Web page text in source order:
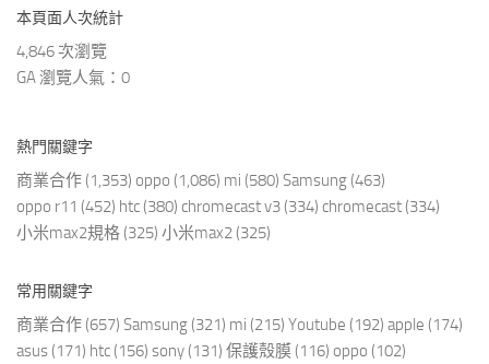
本頁面人次統計
4,846 次瀏覽
GA 瀏覽人氣：0
熱門關鍵字
商業合作 (1,353) oppo (1,086) mi (580) Samsung (463)
oppo r11 (452) htc (380) chromecast v3 (334) chromecast (334)
小米max2規格 (325) 小米max2 (325)
常用關鍵字
商業合作 (657) Samsung (321) mi (215) Youtube (192) apple (174)
asus (171) htc (156) sony (131) 保護殼膜 (116) oppo (102)